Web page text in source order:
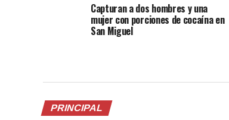
Capturan a dos hombres y una
mujer con porciones de cocaína en
San Miguel
PRINCIPAL